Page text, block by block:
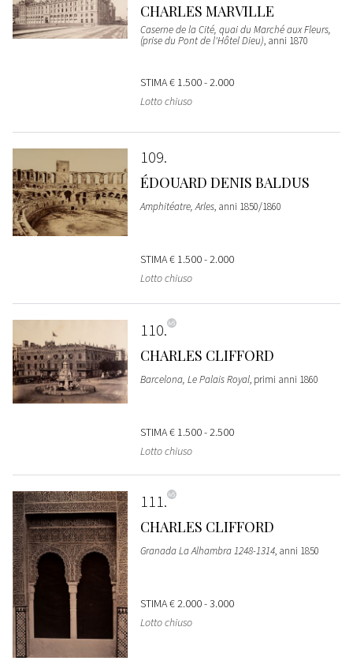
CHARLES MARVILLE
Caserne de la Cité, quai du Marché aux Fleurs,
(prise du Pont de l'Hôtel Dieu), anni 1870
STIMA€ 1.500 - 2.000
Lotto chiuso
109
ÉDOUARD DENIS BALDUS
Amphitéatre, Arles, anni 1850/1860
STIMA€ 1.500 - 2.000
Lotto chiuso
110
CHARLES CLIFFORD
Barcelona, Le Palais Royal, primi anni 1860
STIMA€ 1.500 - 2.500
Lotto chiuso
111
CHARLES CLIFFORD
Granada La Alhambra 1248-1314, anni 1850
STIMA€ 2.000 - 3.000
Lotto chiuso